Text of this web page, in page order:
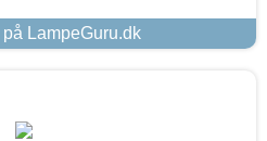
LampeGuru.dk